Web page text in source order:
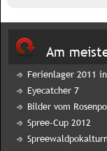
Am
Ferienlager 2011
Eyecatcher 7
Bilder vom
Spree-Cup 2012